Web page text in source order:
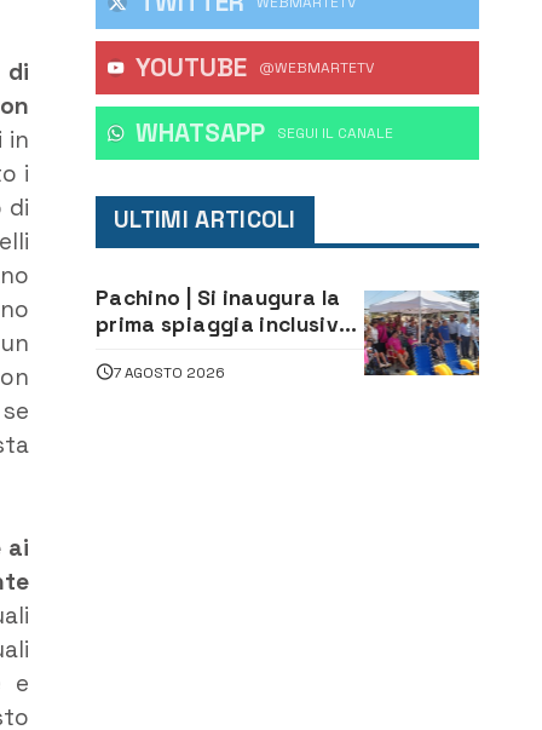
di
in
i
di
ai
e
YOUTUBE @WEBMARTETV
WHATSAPP ‎SEGUI IL CANALE
ULTIMI ARTICOLI
Pachino | Si inaugura la
prima spiaggia inclusiva
assistenza e prevenzione
7 AGOSTO 2026